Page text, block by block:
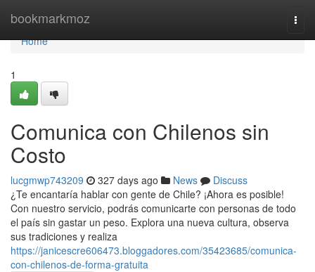
bookmarkmoz
Home
Home
1
Comunica con Chilenos sin
Costo
lucgmwp743209 327 days ago News
Discuss
¿Te encantaría hablar con gente de Chile? ¡Ahora es posible!
Con nuestro servicio, podrás comunicarte con personas de todo
el país sin gastar un peso. Explora una nueva cultura, observa
sus tradiciones y realiza
https://janicescre606473.bloggadores.com/35423685/comunica-
con-chilenos-de-forma-gratuita